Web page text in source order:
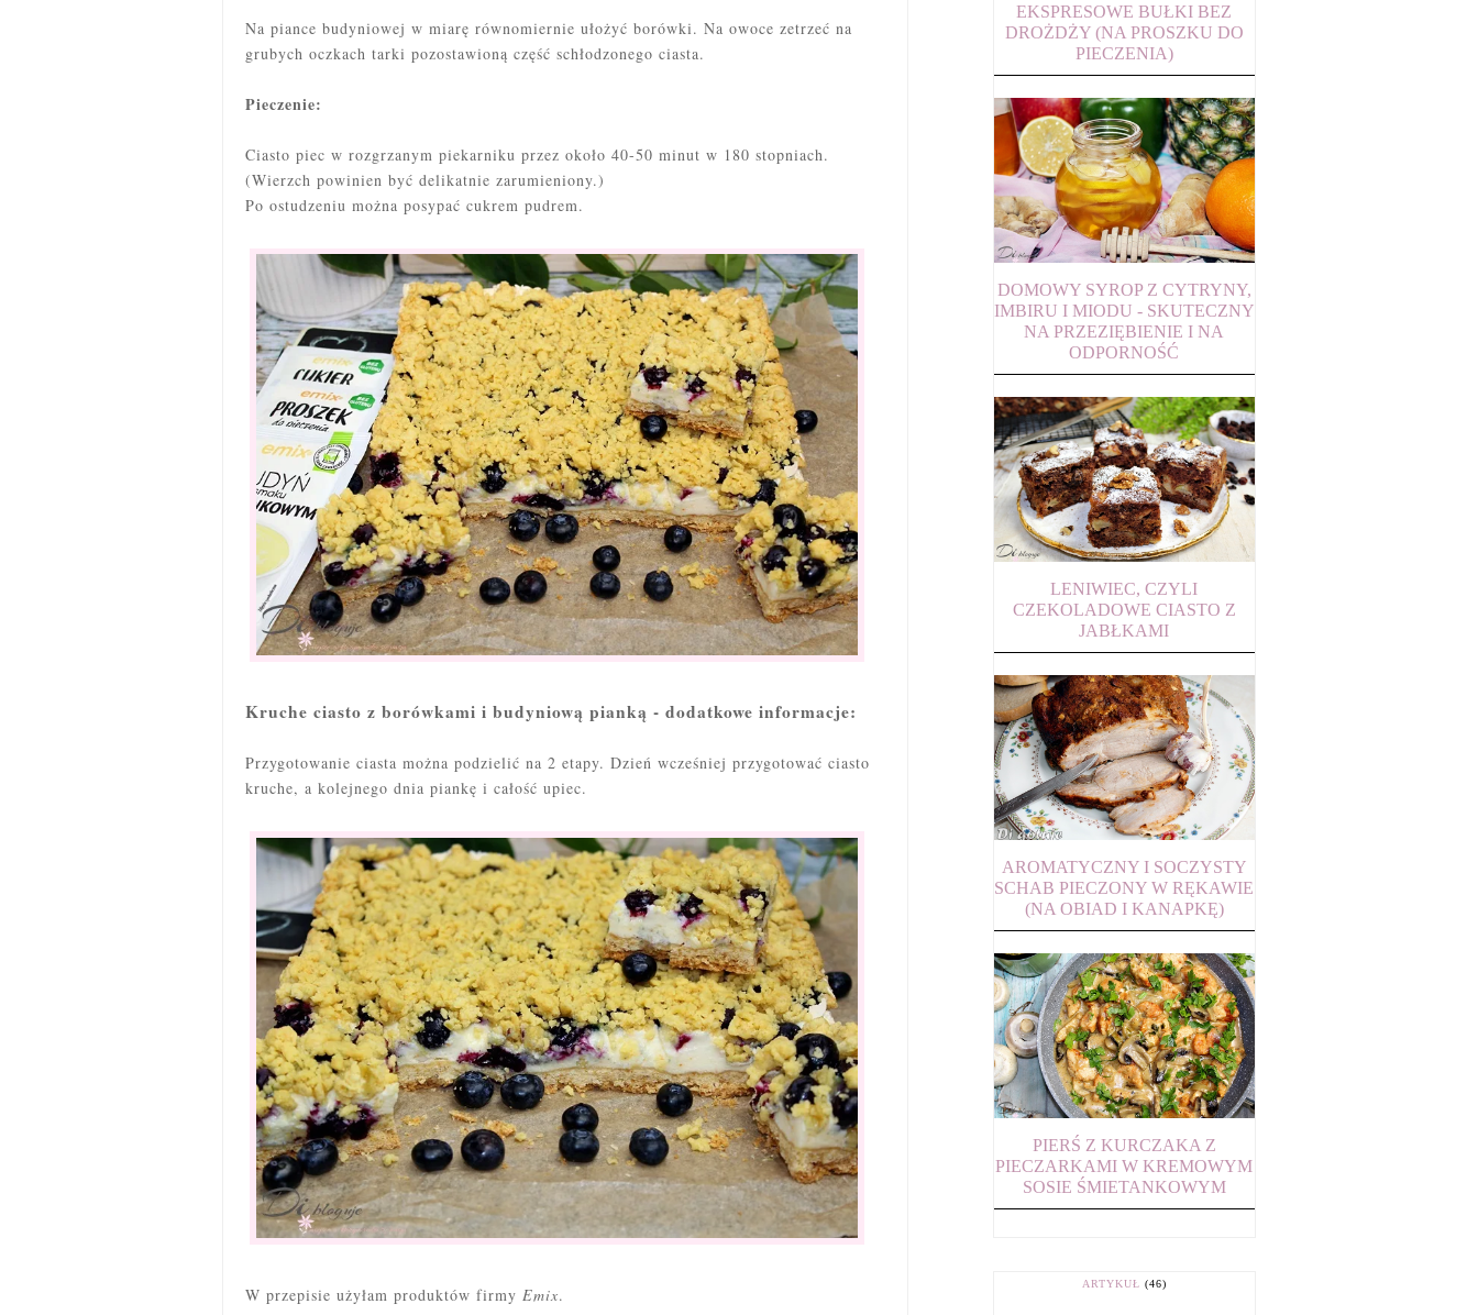
Na piance budyniowej w miarę równomiernie ułożyć borówki. Na owoce zetrzeć na
grubych oczkach tarki pozostawioną część schłodzonego ciasta.
Pieczenie:
Ciasto piec w rozgrzanym piekarniku przez około 40-50 minut w 180 stopniach.
(Wierzch powinien być delikatnie zarumieniony.)
Po ostudzeniu można posypać cukrem pudrem.
Kruche ciasto z borówkami i budyniową pianką - dodatkowe informacje:
Przygotowanie ciasta można podzielić na 2 etapy. Dzień wcześniej przygotować ciasto
kruche, a kolejnego dnia piankę i całość upiec.
W przepisie użyłam produktów firmy Emix.
EKSPRESOWE BUŁKI BEZ
DROŻDŻY (NA PROSZKU DO
PIECZENIA)
DOMOWY SYROP Z CYTRYNY,
IMBIRU I MIODU - SKUTECZNY
NA PRZEZIĘBIENIE I NA
ODPORNOŚĆ
LENIWIEC, CZYLI
CZEKOLADOWE CIASTO Z
JABŁKAMI
AROMATYCZNY I SOCZYSTY
SCHAB PIECZONY W RĘKAWIE
(NA OBIAD I KANAPKĘ)
PIERŚ Z KURCZAKA Z
PIECZARKAMI W KREMOWYM
SOSIE ŚMIETANKOWYM
ARTYKUŁ (46)